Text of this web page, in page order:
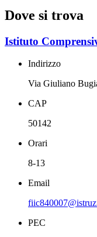
Dove si trova
Istituto
Indirizzo
Via Giuliano
CAP
50142
Orari
8-13
Email
PEC